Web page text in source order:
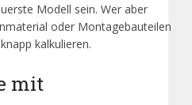
Modell sein. Wer aber
oder Montagebauteilen
kalkulieren.
mit